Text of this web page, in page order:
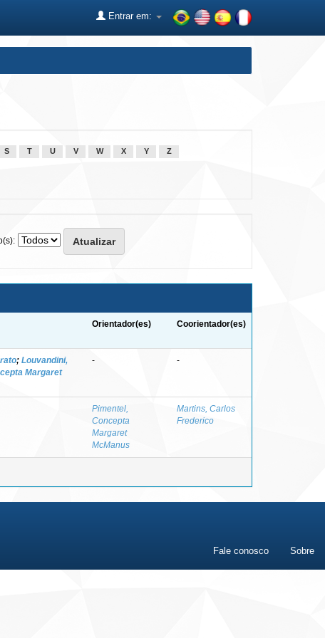
Entrar em:
S T U V W X Y Z
Orientador(es) Coorientador(es)
; Louvandini,
Margaret
- -
Pimentel,
Concepta
Margaret
McManus
Martins, Carlos
Frederico
Fale conosco Sobre